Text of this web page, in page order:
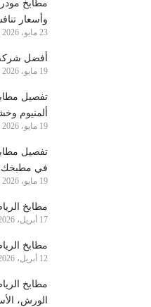
مطابخ
وأسعار
23 مايو، 2026
أفضل
19 مايو، 2026
تفصيل
ألمنيوم
19 مايو، 2026
تفصيل
في مطبخك
19 مايو، 2026
مطابخ الرياض
17 أبريل، 2026
مطابخ الرياض
12 أبريل، 2026
الورش،